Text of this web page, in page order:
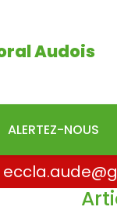
Audois
ALERTEZ-NOUS